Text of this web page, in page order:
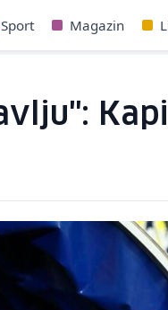
Sport Magazin